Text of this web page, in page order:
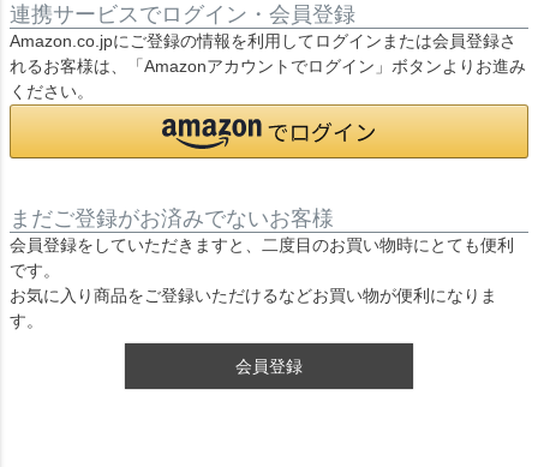
連携サービスでログイン・会員登録
Amazon.co.jpにご登録の情報を利用してログインまたは会員登録さ
れるお客様は、「Amazonアカウントでログイン」ボタンよりお進み
ください。
まだご登録がお済みでないお客様
会員登録をしていただきますと、二度目のお買い物時にとても便利
です。
お気に入り商品をご登録いただけるなどお買い物が便利になりま
す。
会員登録